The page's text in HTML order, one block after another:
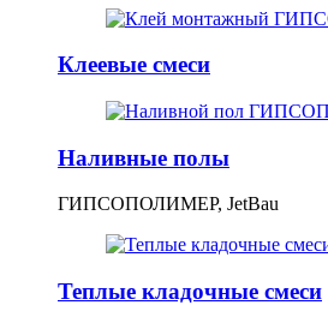
Клеевые смеси
Наливные полы
ГИПСОПОЛИМЕР, JetBau
Теплые кладочные смеси